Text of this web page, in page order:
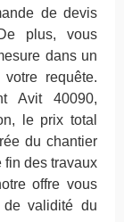
de devis
plus, vous
dans un
requête.
Avit 40090,
le prix total
du chantier
fin des travaux
offre vous
de validité du